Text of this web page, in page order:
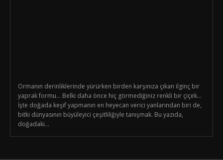
Ormanın derinliklerinde yürürken birden karşınıza çıkan ilginç bir
yaprak formu… Belki daha önce hiç görmediğiniz renkli bir çiçek…
İşte doğada keşif yapmanın en heyecan verici yanlarından biri de,
bitki dünyasının büyüleyici çeşitliliğiyle tanışmak. Bu yazıda,
doğadaki...